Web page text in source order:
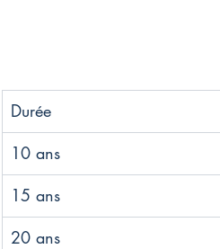
Durée
10 ans
15 ans
20 ans